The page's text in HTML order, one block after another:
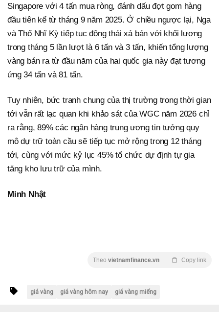
Singapore với 4 tấn mua ròng, đánh dấu đợt gom hàng
đầu tiên kể từ tháng 9 năm 2025. Ở chiều ngược lại, Nga
và Thổ Nhĩ Kỳ tiếp tục động thái xả bán với khối lượng
trong tháng 5 lần lượt là 6 tấn và 3 tấn, khiến tổng lượng
vàng bán ra từ đầu năm của hai quốc gia này đạt tương
ứng 34 tấn và 81 tấn.
Tuy nhiên, bức tranh chung của thị trường trong thời gian
tới vẫn rất lạc quan khi khảo sát của WGC năm 2026 chỉ
ra rằng, 89% các ngân hàng trung ương tin tưởng quy
mô dự trữ toàn cầu sẽ tiếp tục mở rộng trong 12 tháng
tới, cùng với mức kỷ lục 45% tổ chức dự định tự gia
tăng kho lưu trữ của mình.
Minh Nhật
Theo vietnamfinance.vn Copy link
giá vàng giá vàng hôm nay giá vàng miếng